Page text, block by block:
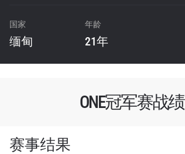
国家
缅甸
年龄
21年
ONE冠军赛战绩
赛事结果